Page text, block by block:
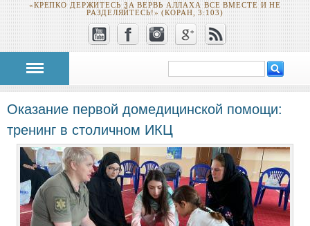
«КРЕПКО ДЕРЖИТЕСЬ ЗА ВЕРВЬ АЛЛАХА ВСЕ ВМЕСТЕ И НЕ
РАЗДЕЛЯЙТЕСЬ!» (КОРАН, 3:103)
Форма поиска
Оказание первой домедицинской помощи:
тренинг в столичном ИКЦ